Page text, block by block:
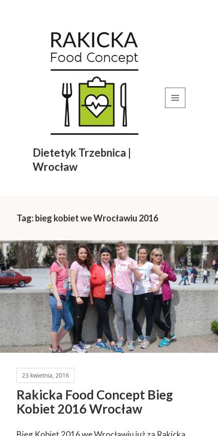
Dietetyk Trzebnica |
Wrocław
Tag:bieg kobiet we Wrocławiu 2016
23 kwietnia, 2016
Rakicka Food Concept Bieg
Kobiet 2016 Wrocław